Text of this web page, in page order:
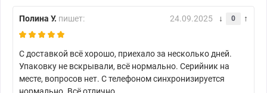
Полина У. пишет: 24.09.2025 0
С доставкой всё хорошо, приехало за несколько дней.
Упаковку не вскрывали, всё нормально. Серийник на
месте, вопросов нет. С телефоном синхронизируется
нормально. Всё отлично